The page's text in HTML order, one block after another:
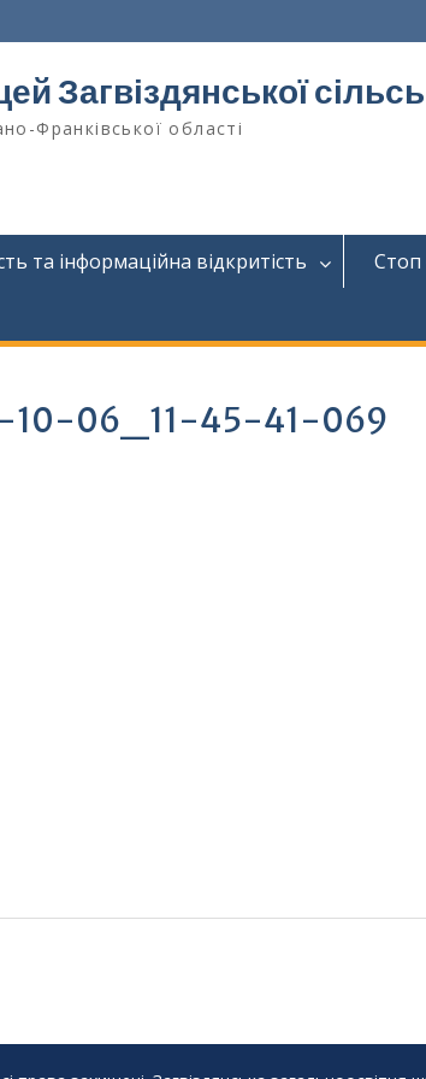
Загвіздянської
Франківської області
та інформаційна відкритість Стоп
10-06_11-45-41-069